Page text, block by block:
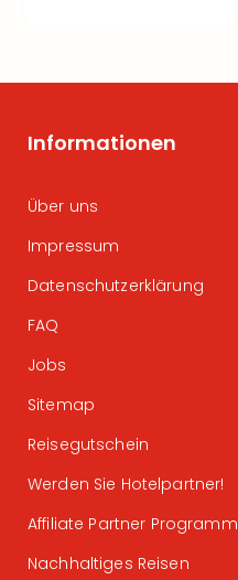
Informationen
Über uns
Impressum
Datenschutzerklärung
FAQ
Jobs
Sitemap
Reisegutschein
Werden Sie Hotelpartner!
Affiliate Partner Programm
Nachhaltiges Reisen